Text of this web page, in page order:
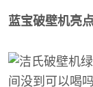
蓝宝破壁机亮